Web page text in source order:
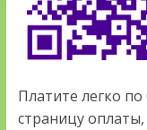
Платите легко
страницу